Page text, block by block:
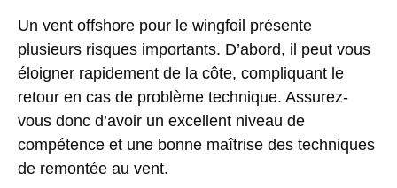
Un vent offshore pour le wingfoil présente
plusieurs risques importants. D’abord, il peut vous
éloigner rapidement de la côte, compliquant le
retour en cas de problème technique. Assurez-
vous donc d’avoir un excellent niveau de
compétence et une bonne maîtrise des techniques
de remontée au vent.